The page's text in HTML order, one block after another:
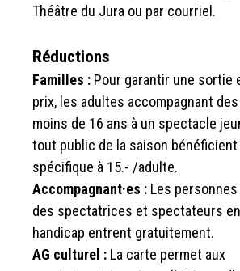
Théâtre du Jura ou par courriel.
Réductions
Familles : Pour garantir une sortie
prix, les adultes accompagnant
moins de 16 ans à un spectacle
tout public de la saison
spécifique à 15.- /adulte.
Accompagnant·es : Les
des spectatrices et spectateurs
handicap entrent gratuitement.
AG culturel : La carte permet aux